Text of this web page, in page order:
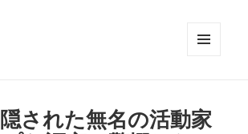
ット
された無名の活動家